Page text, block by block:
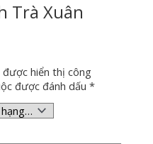
Trà Xuân
được hiển thị công
được đánh dấu*